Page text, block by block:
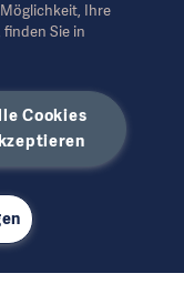
Lösungen oder
Ohne
oder
nicht unbedingt
Ihre
Sie in
Cookies